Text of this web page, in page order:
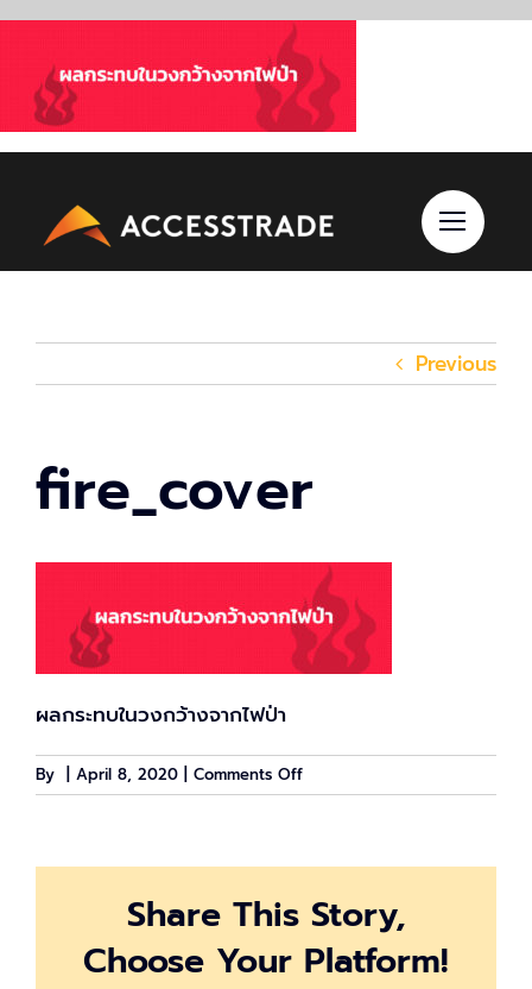
Skip
content
Previous
fire_cover
ผลกระทบในวงกว้างจากไฟป่า
By April 8, 2020 Comments Offon
fire_cover
Share This Story,
Choose Your Platform!